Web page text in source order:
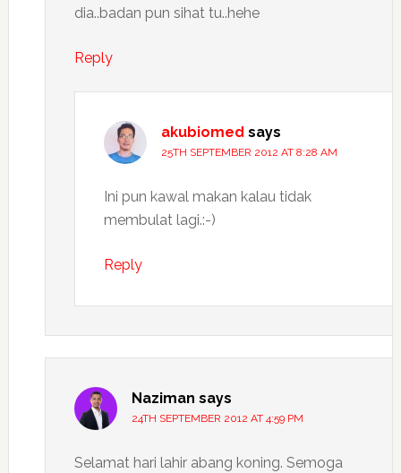
dia..badan pun sihat tu..hehe
Reply
akubiomed says
25TH SEPTEMBER 2012 AT 8:28 AM
Ini pun kawal makan kalau tidak
membulat lagi.:-)
Reply
Naziman says
24TH SEPTEMBER 2012 AT 4:59 PM
Selamat hari lahir abang koning. Semoga